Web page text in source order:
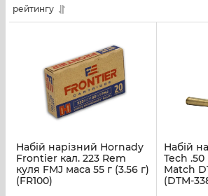
рейтингу
Набій нарізний Hornady
Frontier кал. 223 Rem
куля FMJ маса 55 г (3.56 г)
(FR100)
Набій
Tech
Match
(DTM-